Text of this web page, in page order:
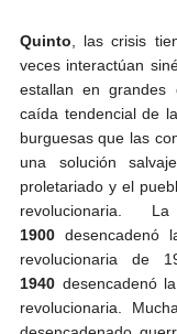
Quinto , las crisis
veces interactúan
estallan en grandes
caída tendencial de
burguesas que las
una solución
proletariado y el
revolucionaria.
1900desencadenó
revolucionaria de
1940 desencadenó
revolucionaria.